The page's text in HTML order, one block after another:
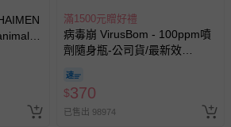
正常流程檢查是否完好，若商品遇瑕疵
新品或退貨，請見：退貨的辦理流程。
的使用、退貨及商品運送方式等有疑
咪愛客服中心。
外同步代購，遇缺貨即會通知媽咪並協
滿1500元贈好禮
病毒崩 VirusBom - 100ppm噴
劑隨身瓶-公司貨/最新效
$370
已售出 98974